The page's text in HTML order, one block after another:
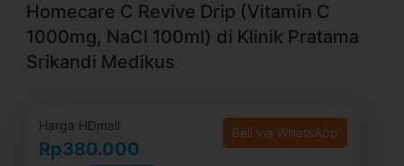
Homecare C Revive Drip (Vitamin C
1000mg, NaCl 100ml) di Klinik Pratama
Srikandi Medikus
Harga HDmall
Rp380.000
Beli via WhatsApp